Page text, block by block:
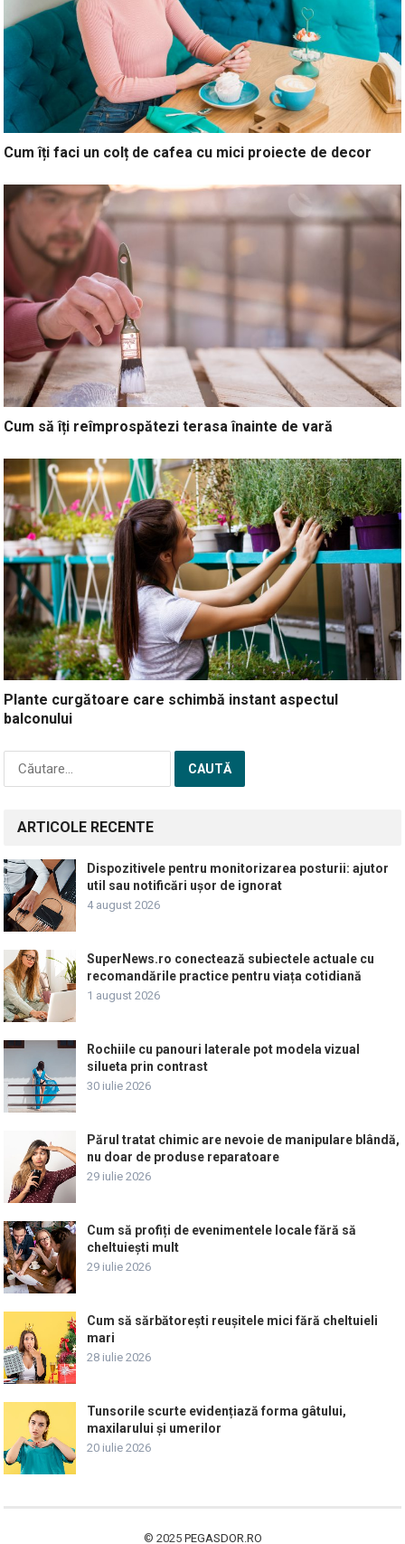
Cum îți faci un colț de cafea cu mici proiecte de decor
Cum să îți reîmprospătezi terasa înainte de vară
Plante curgătoare care schimbă instant aspectul
balconului
Caută
după:
ARTICOLE RECENTE
Dispozitivele pentru monitorizarea posturii: ajutor
util sau notificări ușor de ignorat
4 august 2026
SuperNews.ro conectează subiectele actuale cu
recomandările practice pentru viața cotidiană
1 august 2026
Rochiile cu panouri laterale pot modela vizual
silueta prin contrast
30 iulie 2026
Părul tratat chimic are nevoie de manipulare blândă,
nu doar de produse reparatoare
29 iulie 2026
Cum să profiți de evenimentele locale fără să
cheltuiești mult
29 iulie 2026
Cum să sărbătorești reușitele mici fără cheltuieli
mari
28 iulie 2026
Tunsorile scurte evidențiază forma gâtului,
maxilarului și umerilor
20 iulie 2026
© 2025 PEGASDOR.RO